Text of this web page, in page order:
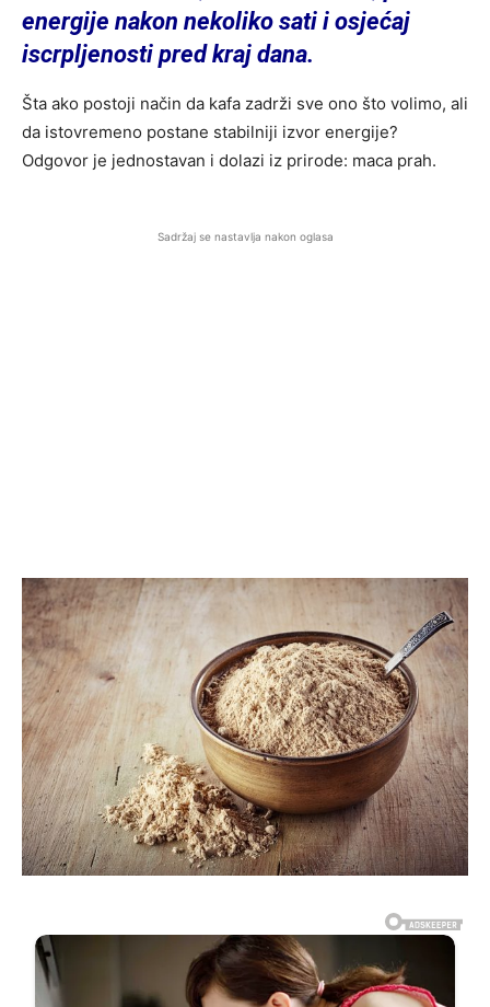
energije nakon nekoliko sati i osjećaj
iscrpljenosti pred kraj dana.
Šta ako postoji način da kafa zadrži sve ono što volimo, ali
da istovremeno postane stabilniji izvor energije?
Odgovor je jednostavan i dolazi iz prirode: maca prah.
Sadržaj se nastavlja nakon oglasa